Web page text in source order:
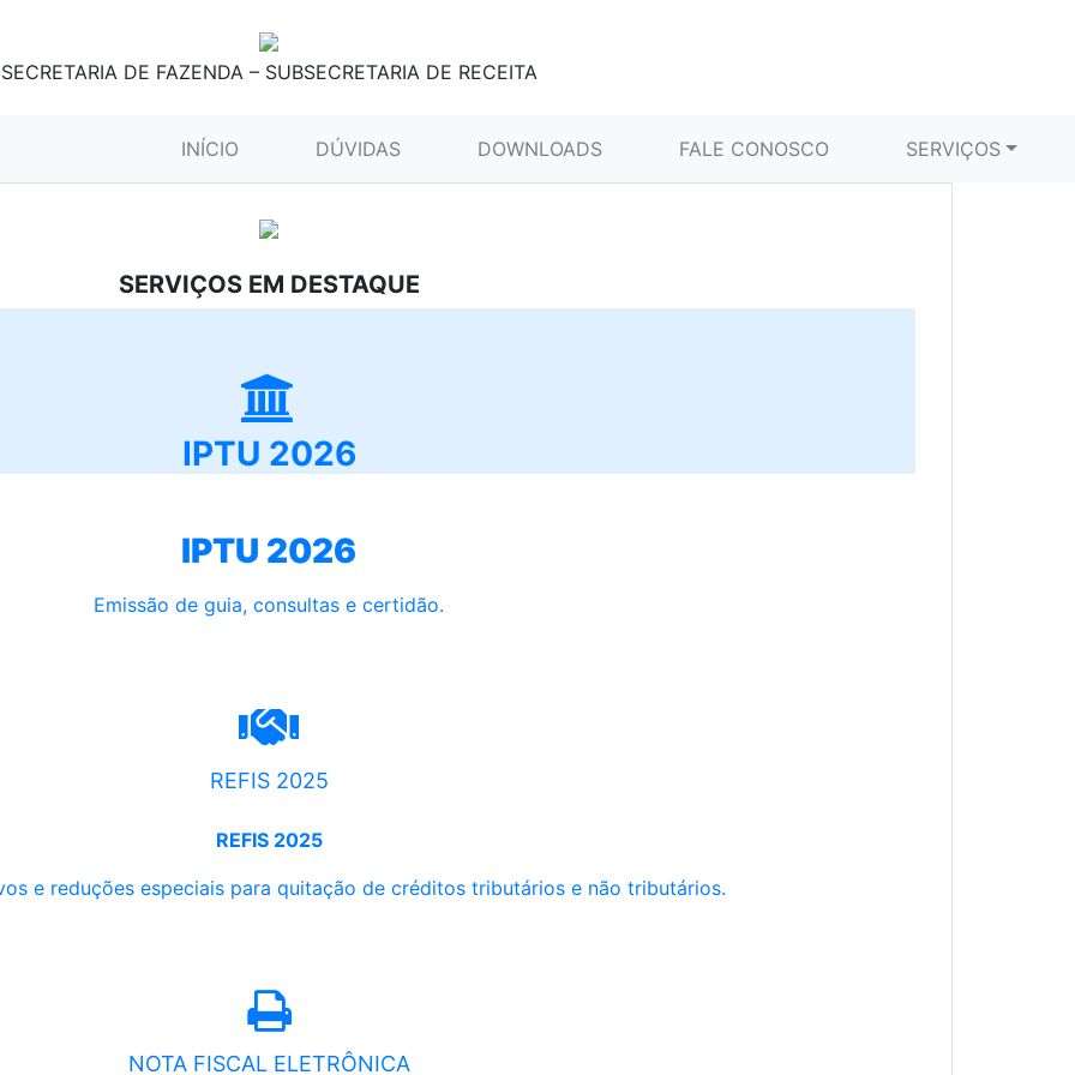
SECRETARIA DE FAZENDA – SUBSECRETARIA DE RECEITA
INÍCIO (CURRENT)DÚVIDAS DOWNLOADS FALE CONOSCO SERVIÇOS
SERVIÇOS EM DESTAQUE
IPTU 2026
IPTU 2026
Emissão de guia, consultas e certidão.
REFIS 2025
REFIS 2025
e reduções especiais para quitação de créditos tributários e não tributários.
NOTA FISCAL ELETRÔNICA